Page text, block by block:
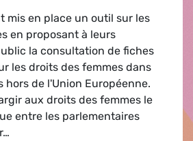
mis en place un outil sur les
en proposant à leurs
la consultation de fiches
les droits des femmes dans
hors de l'Union Européenne.
aux droits des femmes le
entre les parlementaires